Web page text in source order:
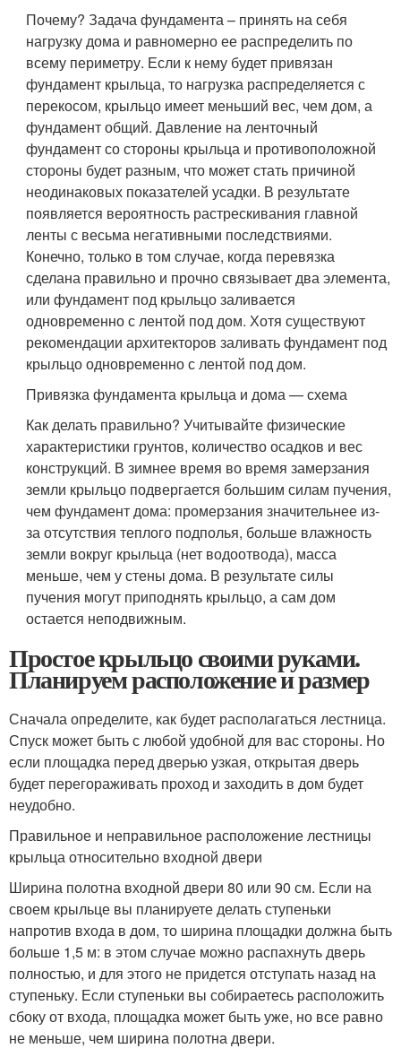
Почему? Задача фундамента – принять на себя
нагрузку дома и равномерно ее распределить по
всему периметру. Если к нему будет привязан
фундамент крыльца, то нагрузка распределяется с
перекосом, крыльцо имеет меньший вес, чем дом, а
фундамент общий. Давление на ленточный
фундамент со стороны крыльца и противоположной
стороны будет разным, что может стать причиной
неодинаковых показателей усадки. В результате
появляется вероятность растрескивания главной
ленты с весьма негативными последствиями.
Конечно, только в том случае, когда перевязка
сделана правильно и прочно связывает два элемента,
или фундамент под крыльцо заливается
одновременно с лентой под дом. Хотя существуют
рекомендации архитекторов заливать фундамент под
крыльцо одновременно с лентой под дом.
Привязка фундамента крыльца и дома — схема
Как делать правильно? Учитывайте физические
характеристики грунтов, количество осадков и вес
конструкций. В зимнее время во время замерзания
земли крыльцо подвергается большим силам пучения,
чем фундамент дома: промерзания значительнее из-
за отсутствия теплого подполья, больше влажность
земли вокруг крыльца (нет водоотвода), масса
меньше, чем у стены дома. В результате силы
пучения могут приподнять крыльцо, а сам дом
остается неподвижным.
Простое крыльцо своими руками.
Планируем расположение и размер
Сначала определите, как будет располагаться лестница.
Спуск может быть с любой удобной для вас стороны. Но
если площадка перед дверью узкая, открытая дверь
будет перегораживать проход и заходить в дом будет
неудобно.
Правильное и неправильное расположение лестницы
крыльца относительно входной двери
Ширина полотна входной двери 80 или 90 см. Если на
своем крыльце вы планируете делать ступеньки
напротив входа в дом, то ширина площадки должна быть
больше 1,5 м: в этом случае можно распахнуть дверь
полностью, и для этого не придется отступать назад на
ступеньку. Если ступеньки вы собираетесь расположить
сбоку от входа, площадка может быть уже, но все равно
не меньше, чем ширина полотна двери.